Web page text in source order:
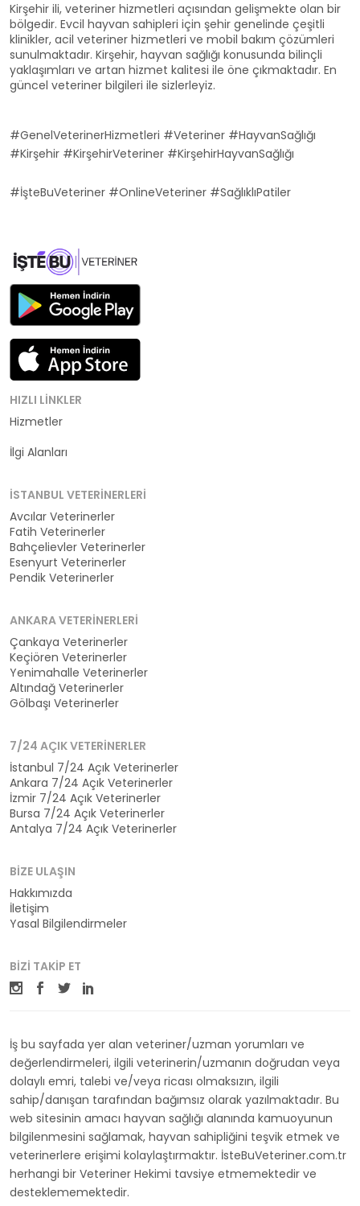
Kirşehir ili, veteriner hizmetleri açısından gelişmekte olan bir
bölgedir. Evcil hayvan sahipleri için şehir genelinde çeşitli
klinikler, acil veteriner hizmetleri ve mobil bakım çözümleri
sunulmaktadır. Kirşehir, hayvan sağlığı konusunda bilinçli
yaklaşımları ve artan hizmet kalitesi ile öne çıkmaktadır. En
güncel veteriner bilgileri ile sizlerleyiz.
#GenelVeterinerHizmetleri #Veteriner #HayvanSağlığı
#Kirşehir #KirşehirVeteriner #KirşehirHayvanSağlığı
#İşteBuVeteriner #OnlineVeteriner #SağlıklıPatiler
HIZLI LINKLER
Hizmetler
İlgi Alanları
İSTANBUL VETERINERLERI
Avcılar Veterinerler
Fatih Veterinerler
Bahçelievler Veterinerler
Esenyurt Veterinerler
Pendik Veterinerler
ANKARA VETERINERLERI
Çankaya Veterinerler
Keçiören Veterinerler
Yenimahalle Veterinerler
Altındağ Veterinerler
Gölbaşı Veterinerler
7/24 AÇIK VETERINERLER
İstanbul 7/24 Açık Veterinerler
Ankara 7/24 Açık Veterinerler
İzmir 7/24 Açık Veterinerler
Bursa 7/24 Açık Veterinerler
Antalya 7/24 Açık Veterinerler
BIZE ULAŞIN
Hakkımızda
İletişim
Yasal Bilgilendirmeler
BIZI TAKIP ET
İş bu sayfada yer alan veteriner/uzman yorumları ve
değerlendirmeleri, ilgili veterinerin/uzmanın doğrudan veya
dolaylı emri, talebi ve/veya ricası olmaksızın, ilgili
sahip/danışan tarafından bağımsız olarak yazılmaktadır. Bu
web sitesinin amacı hayvan sağlığı alanında kamuoyunun
bilgilenmesini sağlamak, hayvan sahipliğini teşvik etmek ve
veterinerlere erişimi kolaylaştırmaktır. İsteBuVeteriner.com.tr
herhangi bir Veteriner Hekimi tavsiye etmemektedir ve
desteklememektedir.